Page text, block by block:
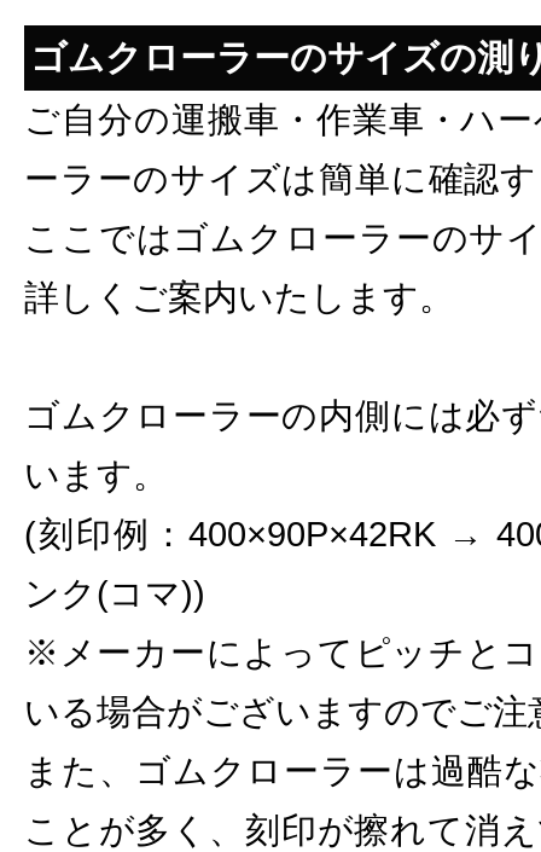
ゴムクローラーのサイズの測
ご自分の運搬車・作業車・ハ
ーラーのサイズは簡単に確認
ここではゴムクローラーのサ
詳しくご案内いたします。
ゴムクローラーの内側には必
います。
(刻印例：400×90P×42RK →
ンク(コマ))
※メーカーによってピッチと
いる場合がございますのでご注
また、ゴムクローラーは過酷
ことが多く、刻印が擦れて消